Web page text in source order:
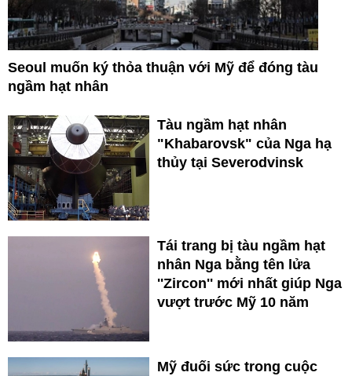
Seoul muốn ký thỏa thuận với Mỹ để đóng tàu
ngầm hạt nhân
Tàu ngầm hạt nhân
"Khabarovsk" của Nga hạ
thủy tại Severodvinsk
Tái trang bị tàu ngầm hạt
nhân Nga bằng tên lửa
''Zircon'' mới nhất giúp Nga
vượt trước Mỹ 10 năm
Mỹ đuối sức trong cuộc